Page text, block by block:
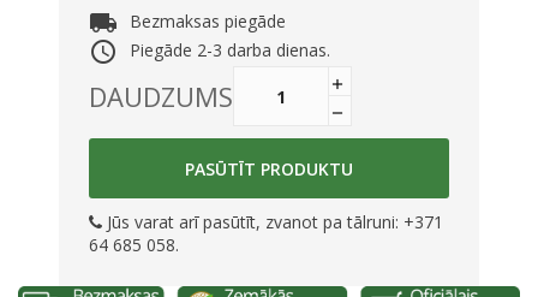
local_shipping Bezmaksas piegāde
access_time Piegāde 2-3 darba dienas.
DAUDZUMS
PASŪTĪT PRODUKTU
Jūs varat arī pasūtīt, zvanot pa tālruni: +371
64 685 058.